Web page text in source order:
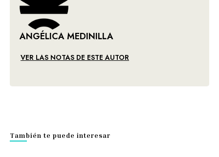
ANGÉLICA MEDINILLA
VER LAS NOTAS DE ESTE AUTOR
También te puede interesar